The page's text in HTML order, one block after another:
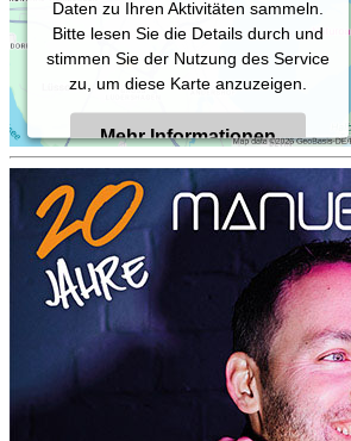
Daten zu Ihren Aktivitäten sammeln.
Bitte lesen Sie die Details durch und
stimmen Sie der Nutzung des Service
zu, um diese Karte anzuzeigen.
Mehr Informationen
Akzeptieren
Powered by
Usercentrics Consent
Management Platform